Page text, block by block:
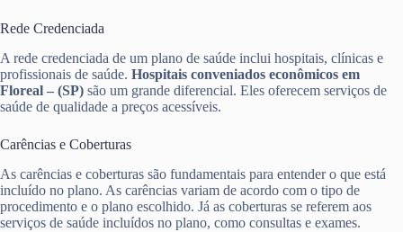
Rede Credenciada
A rede credenciada de um plano de saúde inclui hospitais, clínicas e
profissionais de saúde. Hospitais conveniados econômicos em
Floreal – (SP) são um grande diferencial. Eles oferecem serviços de
saúde de qualidade a preços acessíveis.
Carências e Coberturas
As carências e coberturas são fundamentais para entender o que está
incluído no plano. As carências variam de acordo com o tipo de
procedimento e o plano escolhido. Já as coberturas se referem aos
serviços de saúde incluídos no plano, como consultas e exames.